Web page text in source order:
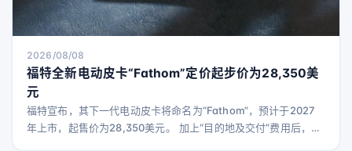
2026/08/08
福特全新电动皮卡“Fathom”定价起步价为28,350美
元
福特宣布，其下一代电动皮卡将命名为“Fathom”，预计于2027
年上市，起售价为28,350美元。 加上“目的地及交付”费用后，